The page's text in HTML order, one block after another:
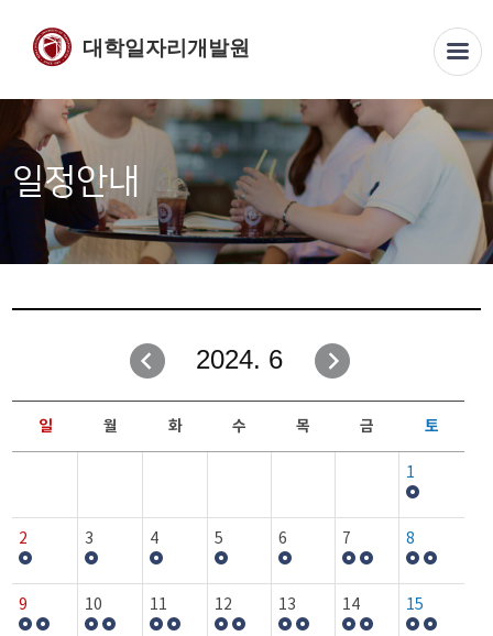
대학일자리개발원
일정안내
2024. 6
일 월 화 수 목 금 토
1
2 3 4 5 6 7 8
9 10 11 12 13 14 15